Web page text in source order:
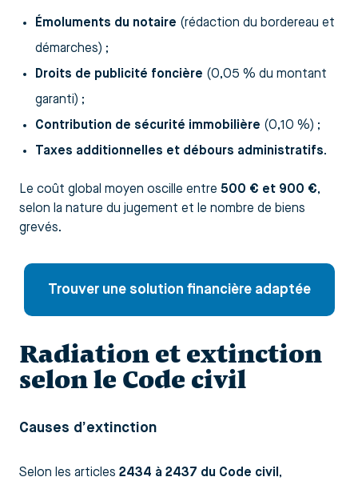
Émoluments du notaire (rédaction du bordereau et
démarches) ;
Droits de publicité foncière (0,05 % du montant
garanti) ;
Contribution de sécurité immobilière (0,10 %) ;
Taxes additionnelles et débours administratifs.
Le coût global moyen oscille entre 500 € et 900 €,
selon la nature du jugement et le nombre de biens
grevés.
Trouver une solution financière adaptée
Radiation et extinction
selon le Code civil
Causes d’extinction
Selon les articles 2434 à 2437 du Code civil,